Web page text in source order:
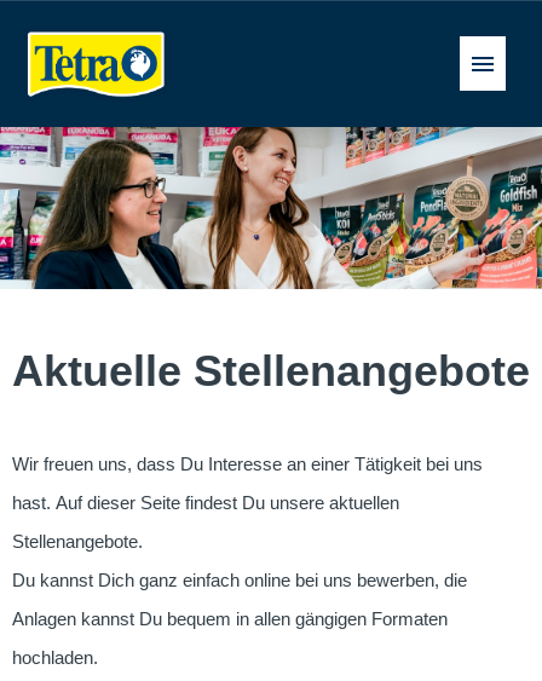
Deutsch
Stellenangebote
Aktuelle Stellenangebote
Wir freuen uns, dass Du Interesse an einer Tätigkeit bei uns
hast. Auf dieser Seite findest Du unsere aktuellen
Stellenangebote.
Du kannst Dich ganz einfach online bei uns bewerben, die
Anlagen kannst Du bequem in allen gängigen Formaten
hochladen.